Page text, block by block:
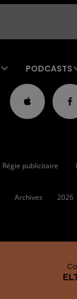
PODCASTS
Régie publicitaire
Archives 2026